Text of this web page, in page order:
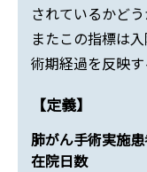
されているかど
またこの指標は
術期経過を反映す
【定義】
肺がん手術実施
在院日数